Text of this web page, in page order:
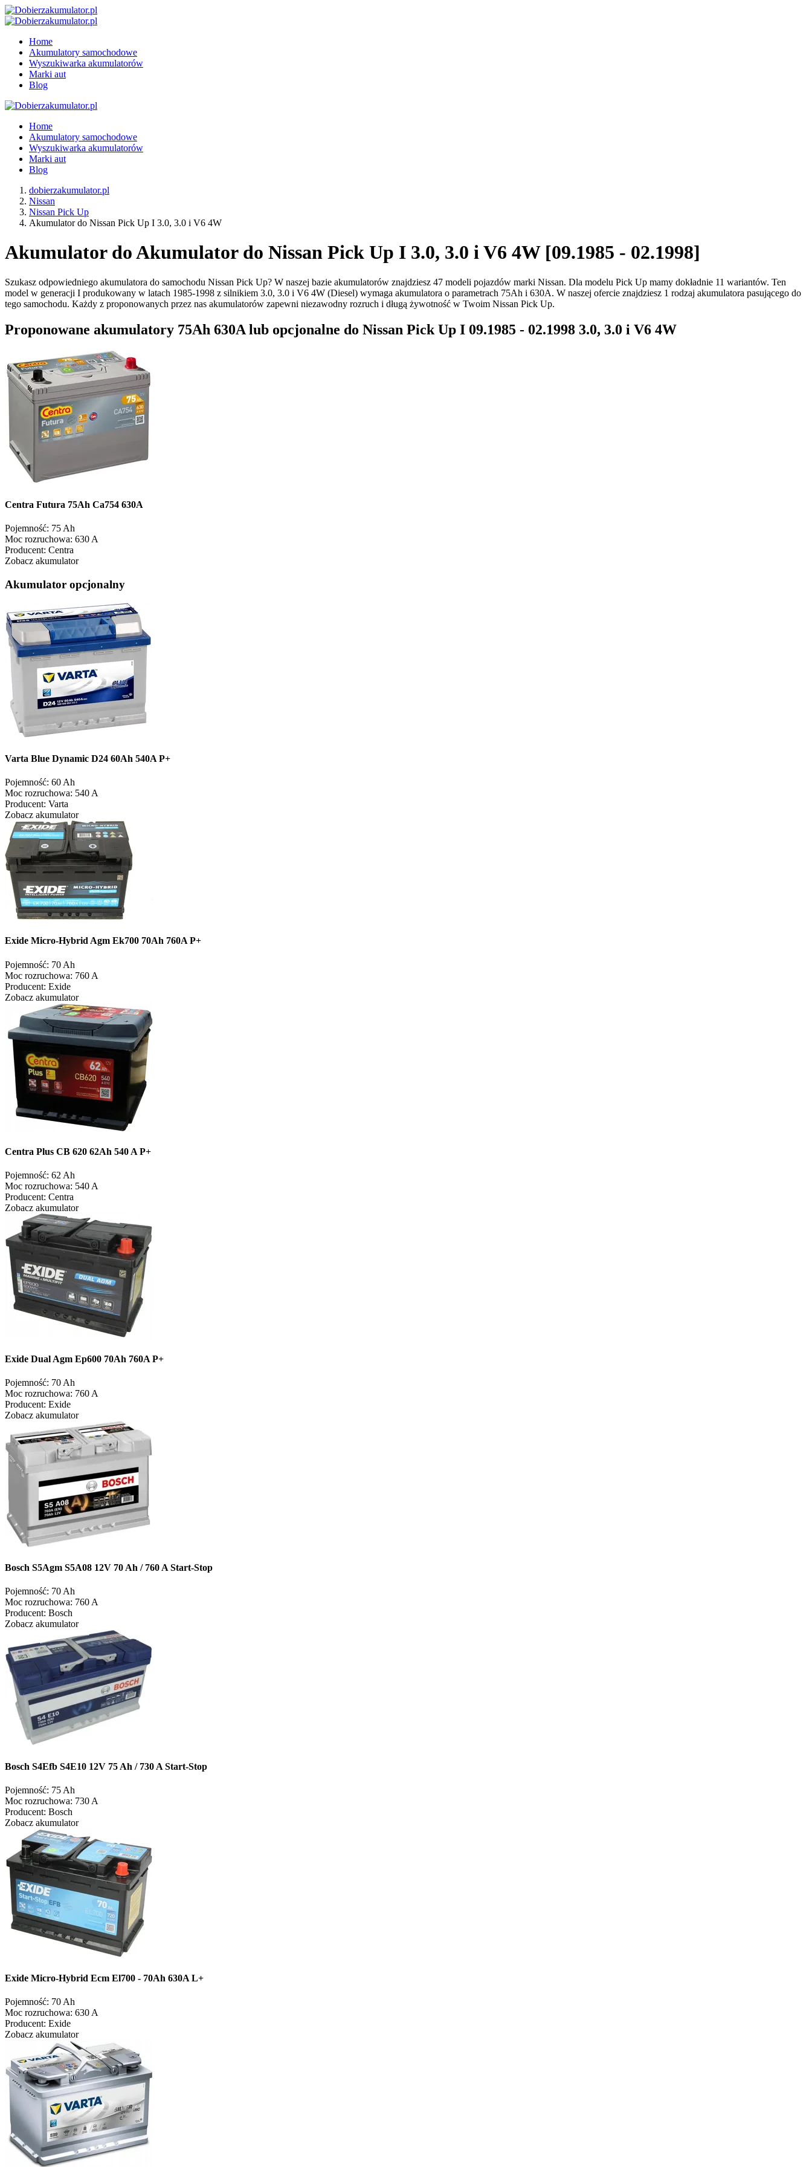
Home
Akumulatory samochodowe
Wyszukiwarka akumulatorów
Marki aut
Blog
Home
Akumulatory samochodowe
Wyszukiwarka akumulatorów
Marki aut
Blog
dobierzakumulator.pl
Nissan
Nissan Pick Up
Akumulator do Nissan Pick Up I 3.0, 3.0 i V6 4W
Akumulator do Akumulator do Nissan Pick Up I 3.0, 3.0 i V6 4W [09.1985 - 02.1998]
Szukasz odpowiedniego akumulatora do samochodu Nissan Pick Up? W naszej bazie akumulatorów znajdziesz 47 modeli pojazdów marki Nissan. Dla modelu Pick Up mamy dokładnie 11 wariantów. Ten
model w generacji I produkowany w latach 1985-1998 z silnikiem 3.0, 3.0 i V6 4W (Diesel) wymaga akumulatora o parametrach 75Ah i 630A. W naszej ofercie znajdziesz 1 rodzaj akumulatora pasującego do
tego samochodu. Każdy z proponowanych przez nas akumulatorów zapewni niezawodny rozruch i długą żywotność w Twoim Nissan Pick Up.
Proponowane akumulatory 75Ah 630A lub opcjonalne do Nissan Pick Up I 09.1985 - 02.1998 3.0, 3.0 i V6 4W
Centra Futura 75Ah Ca754 630A
Pojemność: 75 Ah
Moc rozruchowa: 630 A
Producent: Centra
Zobacz akumulator
Akumulator opcjonalny
Varta Blue Dynamic D24 60Ah 540A P+
Pojemność: 60 Ah
Moc rozruchowa: 540 A
Producent: Varta
Zobacz akumulator
Exide Micro-Hybrid Agm Ek700 70Ah 760A P+
Pojemność: 70 Ah
Moc rozruchowa: 760 A
Producent: Exide
Zobacz akumulator
Centra Plus CB 620 62Ah 540 A P+
Pojemność: 62 Ah
Moc rozruchowa: 540 A
Producent: Centra
Zobacz akumulator
Exide Dual Agm Ep600 70Ah 760A P+
Pojemność: 70 Ah
Moc rozruchowa: 760 A
Producent: Exide
Zobacz akumulator
Bosch S5Agm S5A08 12V 70 Ah / 760 A Start-Stop
Pojemność: 70 Ah
Moc rozruchowa: 760 A
Producent: Bosch
Zobacz akumulator
Bosch S4Efb S4E10 12V 75 Ah / 730 A Start-Stop
Pojemność: 75 Ah
Moc rozruchowa: 730 A
Producent: Bosch
Zobacz akumulator
Exide Micro-Hybrid Ecm El700 - 70Ah 630A L+
Pojemność: 70 Ah
Moc rozruchowa: 630 A
Producent: Exide
Zobacz akumulator